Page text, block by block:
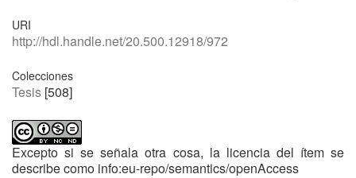
URI
http://hdl.handle.net/20.500.12918/972
Colecciones
Tesis [508]
Excepto si se señala otra cosa, la licencia del ítem se
describe como info:eu-repo/semantics/openAccess